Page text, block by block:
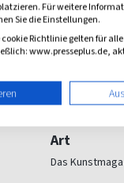
Art
Das
Für weitere
Sie die Einstellungen.
Richtlinie gelten für alle
www.presseplus.de,